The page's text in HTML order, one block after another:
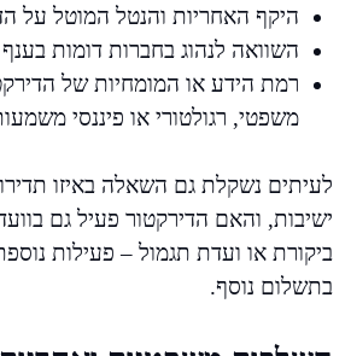
היקף האחריות והנטל המוטל על
השוואה לנהוג בחברות דומות בענף
רמת הידע או המומחיות של
משפטי, רגולטורי או פיננסי
לעיתים נשקלת גם השאלה באיזו
ישיבות, והאם הדירקטור פעיל גם
ביקורת או ועדת תגמול – פעילות
בתשלום נוסף.